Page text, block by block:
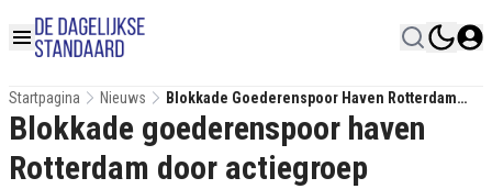
Startpagina Nieuws
Blokkade Goederenspoor Haven Rotterdam
Door Actiegroep
Blokkade goederenspoor haven
Rotterdam door actiegroep